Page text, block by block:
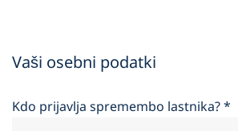
Vaši osebni podatki
Kdo prijavlja spremembo lastnika?*